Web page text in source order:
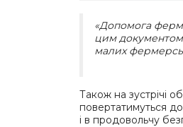
«Допомога
цим документом
малих
Також на зустрічі
повертатимуться
і в продовольчу